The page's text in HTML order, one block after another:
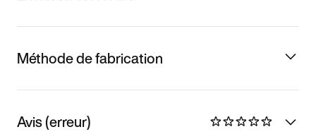
Méthode de fabrication
Avis (erreur)